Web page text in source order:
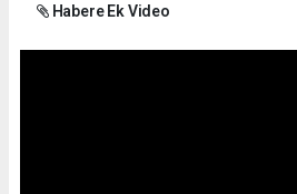
Habere Ek Video